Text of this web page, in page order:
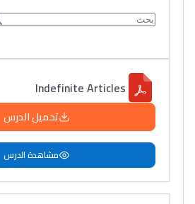
Indefinite Articles
تحميل الدرس
مشاهدة الدرس